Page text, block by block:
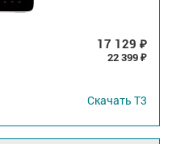
17 129 ₽
22 399 ₽
Скачать Т3